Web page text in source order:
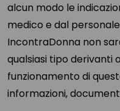
alcun modo le
medico e dal
IncontraDonna non
qualsiasi tipo derivanti
funzionamento di
informazioni,